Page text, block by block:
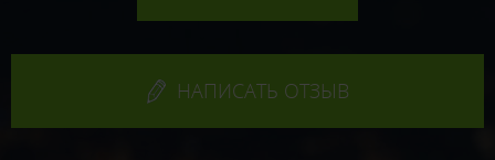
НАПИСАТЬ ОТЗЫВ